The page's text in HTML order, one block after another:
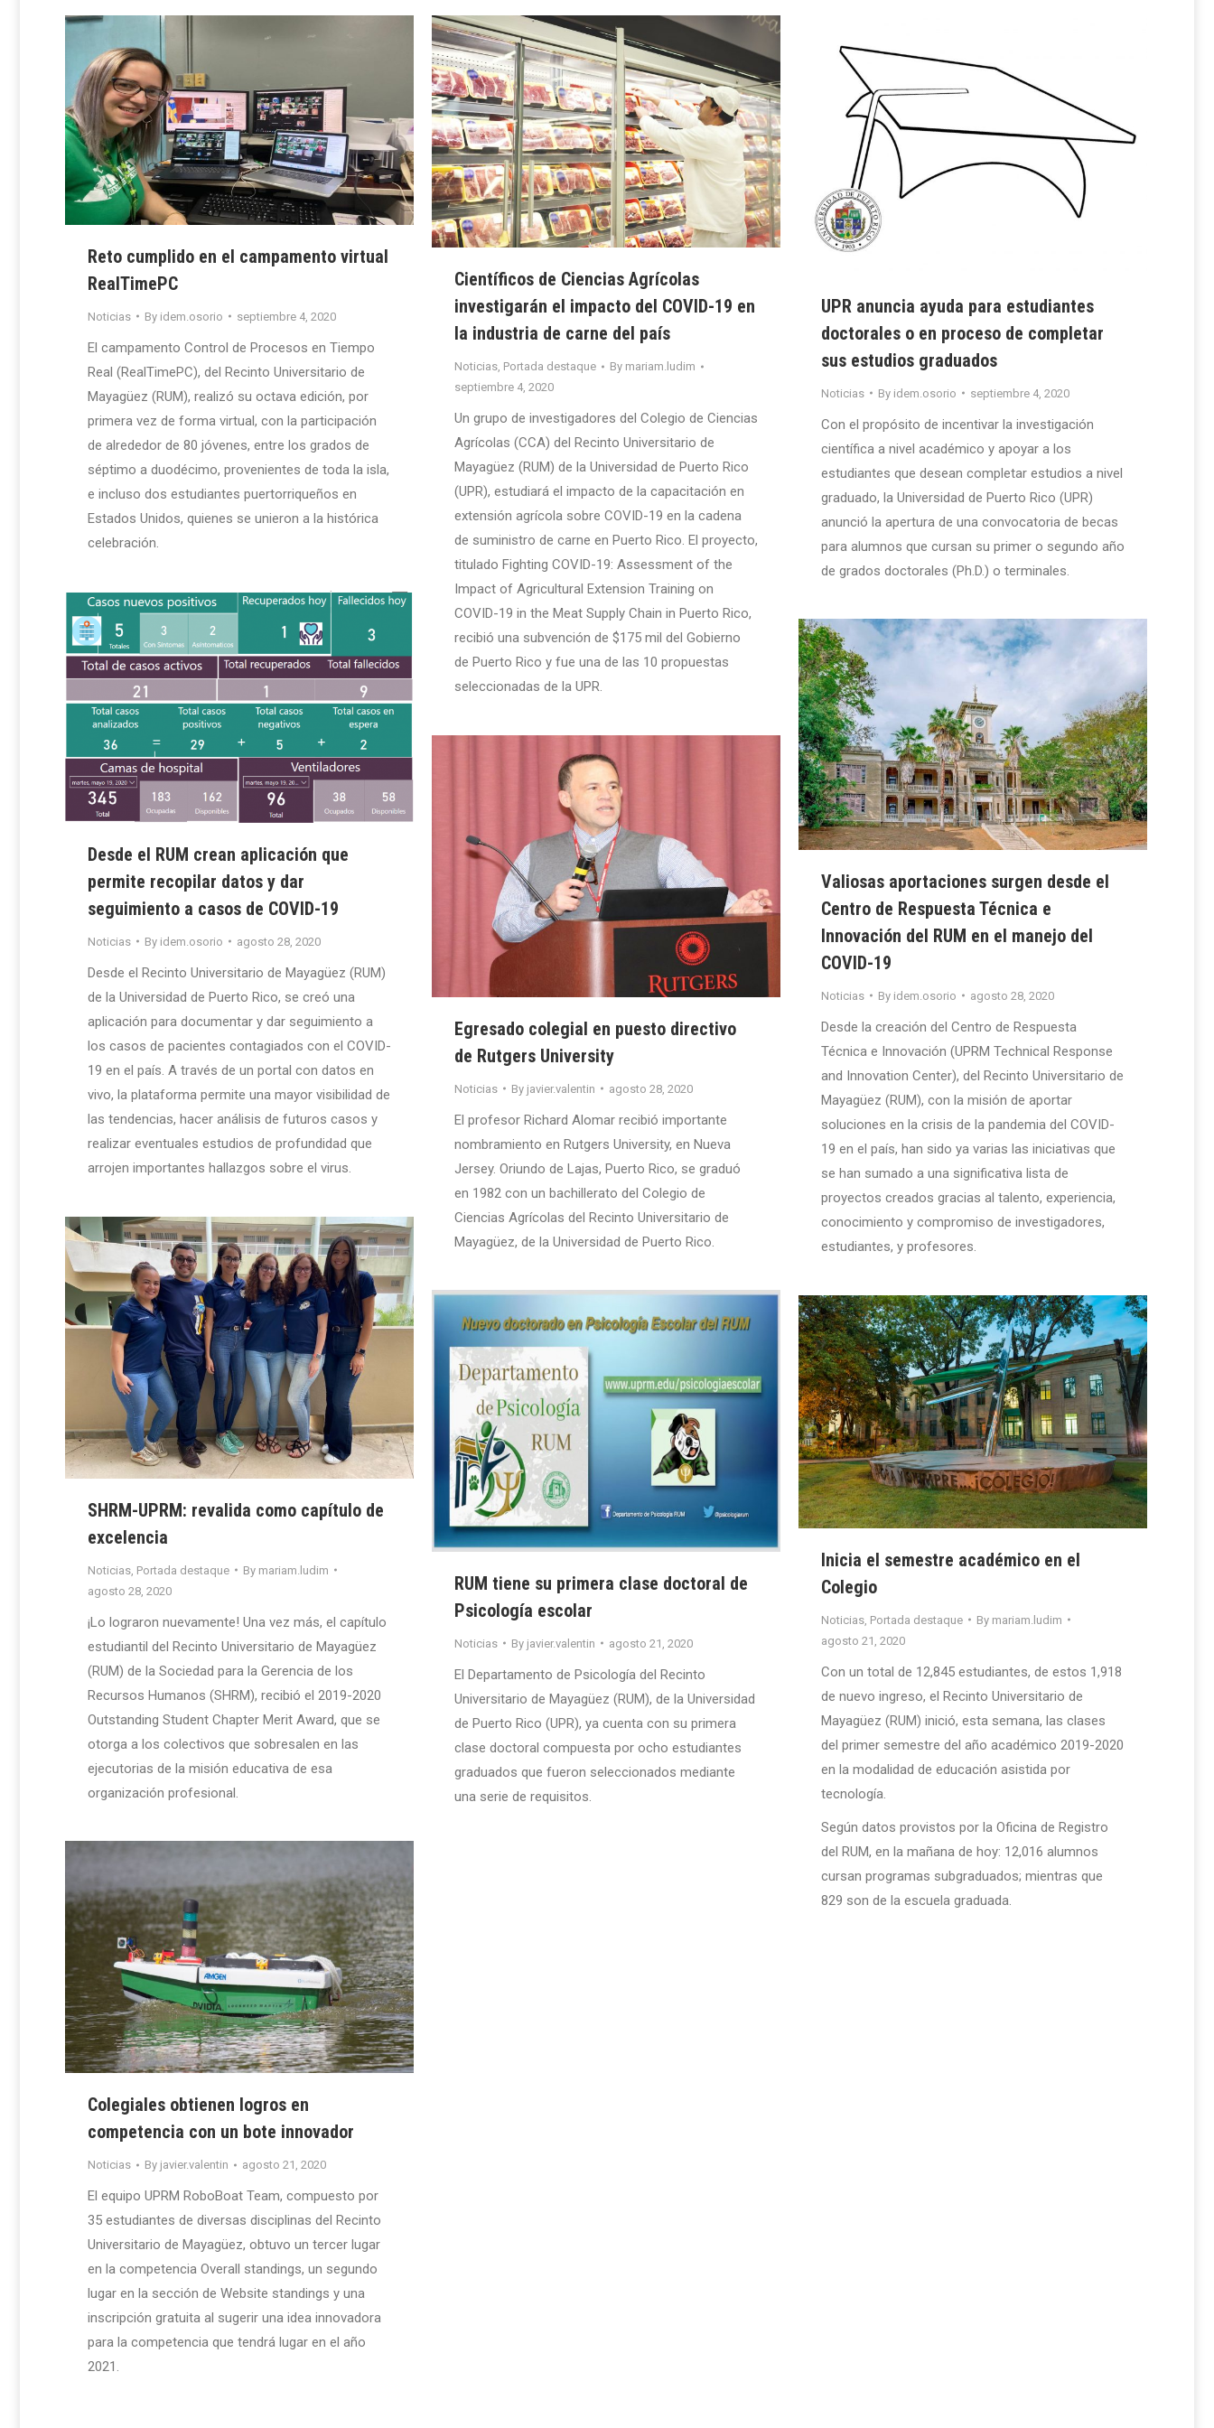
Reto cumplido en el campamento virtual
RealTimePC
Noticias By idem.osorio septiembre 4, 2020
El campamento Control de Procesos en Tiempo
Real (RealTimePC), del Recinto Universitario de
Mayagüez (RUM), realizó su octava edición, por
primera vez de forma virtual, con la participación
de alrededor de 80 jóvenes, entre los grados de
séptimo a duodécimo, provenientes de toda la isla,
e incluso dos estudiantes puertorriqueños en
Estados Unidos, quienes se unieron a la histórica
celebración.
Científicos de Ciencias Agrícolas
investigarán el impacto del COVID-19 en
la industria de carne del país
Noticias, Portada destaque By mariam.ludim
septiembre 4, 2020
Un grupo de investigadores del Colegio de Ciencias
Agrícolas (CCA) del Recinto Universitario de
Mayagüez (RUM) de la Universidad de Puerto Rico
(UPR), estudiará el impacto de la capacitación en
extensión agrícola sobre COVID-19 en la cadena
de suministro de carne en Puerto Rico. El proyecto,
titulado Fighting COVID-19: Assessment of the
Impact of Agricultural Extension Training on
COVID-19 in the Meat Supply Chain in Puerto Rico,
recibió una subvención de $175 mil del Gobierno
de Puerto Rico y fue una de las 10 propuestas
seleccionadas de la UPR.
UPR anuncia ayuda para estudiantes
doctorales o en proceso de completar
sus estudios graduados
Noticias By idem.osorio septiembre 4, 2020
Con el propósito de incentivar la investigación
científica a nivel académico y apoyar a los
estudiantes que desean completar estudios a nivel
graduado, la Universidad de Puerto Rico (UPR)
anunció la apertura de una convocatoria de becas
para alumnos que cursan su primer o segundo año
de grados doctorales (Ph.D.) o terminales.
Desde el RUM crean aplicación que
permite recopilar datos y dar
seguimiento a casos de COVID-19
Noticias By idem.osorio agosto 28, 2020
Desde el Recinto Universitario de Mayagüez (RUM)
de la Universidad de Puerto Rico, se creó una
aplicación para documentar y dar seguimiento a
los casos de pacientes contagiados con el COVID-
19 en el país. A través de un portal con datos en
vivo, la plataforma permite una mayor visibilidad de
las tendencias, hacer análisis de futuros casos y
realizar eventuales estudios de profundidad que
arrojen importantes hallazgos sobre el virus.
Valiosas aportaciones surgen desde el
Centro de Respuesta Técnica e
Innovación del RUM en el manejo del
COVID-19
Noticias By idem.osorio agosto 28, 2020
Desde la creación del Centro de Respuesta
Técnica e Innovación (UPRM Technical Response
and Innovation Center), del Recinto Universitario de
Mayagüez (RUM), con la misión de aportar
soluciones en la crisis de la pandemia del COVID-
19 en el país, han sido ya varias las iniciativas que
se han sumado a una significativa lista de
proyectos creados gracias al talento, experiencia,
conocimiento y compromiso de investigadores,
estudiantes, y profesores.
Egresado colegial en puesto directivo
de Rutgers University
Noticias By javier.valentin agosto 28, 2020
El profesor Richard Alomar recibió importante
nombramiento en Rutgers University, en Nueva
Jersey. Oriundo de Lajas, Puerto Rico, se graduó
en 1982 con un bachillerato del Colegio de
Ciencias Agrícolas del Recinto Universitario de
Mayagüez, de la Universidad de Puerto Rico.
SHRM-UPRM: revalida como capítulo de
excelencia
Noticias Portada destaque By mariam.ludim
agosto 28, 2020
¡Lo lograron nuevamente! Una vez más, el capítulo
estudiantil del Recinto Universitario de Mayagüez
(RUM) de la Sociedad para la Gerencia de los
Recursos Humanos (SHRM), recibió el 2019-2020
Outstanding Student Chapter Merit Award, que se
otorga a los colectivos que sobresalen en las
ejecutorias de la misión educativa de esa
organización profesional.
RUM tiene su primera clase doctoral de
Psicología escolar
Noticias By javier.valentin agosto 21, 2020
El Departamento de Psicología del Recinto
Universitario de Mayagüez (RUM), de la Universidad
de Puerto Rico (UPR), ya cuenta con su primera
clase doctoral compuesta por ocho estudiantes
graduados que fueron seleccionados mediante
una serie de requisitos.
Inicia el semestre académico en el
Colegio
Noticias Portada destaque By mariam.ludim
agosto 21, 2020
Con un total de 12,845 estudiantes, de estos 1,918
de nuevo ingreso, el Recinto Universitario de
Mayagüez (RUM) inició, esta semana, las clases
del primer semestre del año académico 2019-2020
en la modalidad de educación asistida por
tecnología.
Según datos provistos por la Oficina de Registro
del RUM, en la mañana de hoy: 12,016 alumnos
cursan programas subgraduados; mientras que
829 son de la escuela graduada.
Colegiales obtienen logros en
competencia con un bote innovador
Noticias By javier.valentin agosto 21, 2020
El equipo UPRM RoboBoat Team, compuesto por
35 estudiantes de diversas disciplinas del Recinto
Universitario de Mayagüez, obtuvo un tercer lugar
en la competencia Overall standings, un segundo
lugar en la sección de Website standings y una
inscripción gratuita al sugerir una idea innovadora
para la competencia que tendrá lugar en el año
2021.